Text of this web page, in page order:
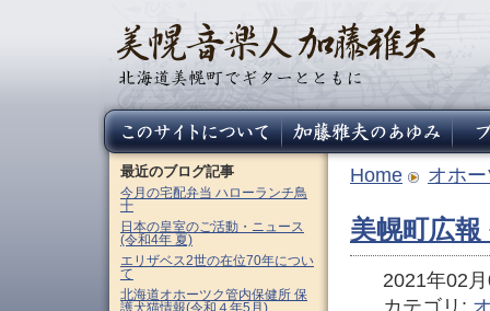
Home オホ
美幌町広報
2021年02
カテゴリ:
最近のブログ記事
今月の宅配弁当 ハローランチ鳥
十
日本の皇室のご活動・ニュース
(令和4年 夏)
エリザベス2世の在位70年につい
て
北海道オホーツク管内保健所 保
護犬猫情報(令和４年5月)